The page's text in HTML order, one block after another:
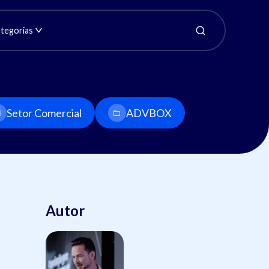
Setor Comercial ADVBOX
Autor